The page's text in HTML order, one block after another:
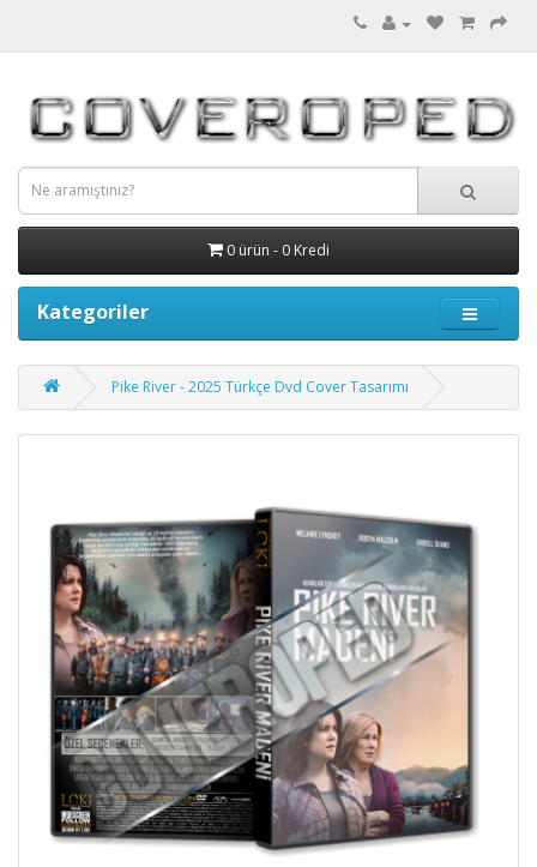
0 ürün - 0 Kredi
Kategoriler
Pike River - 2025 Türkçe Dvd Cover Tasarımı